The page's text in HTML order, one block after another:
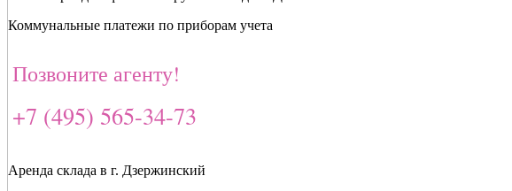
Коммунальные платежи по приборам учета
Позвоните агенту!
+7 (495) 565-34-73
Аренда склада в г. Дзержинский